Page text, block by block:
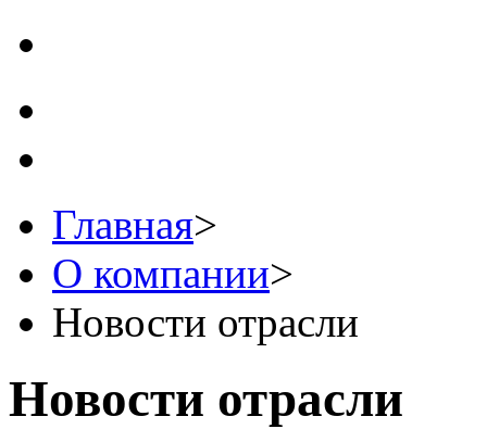
Главная>
О компании>
Новости отрасли
Новости отрасли